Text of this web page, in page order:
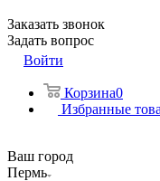
Заказать звонок
Задать вопрос
Войти
Корзина0
Избранные
Ваш город
Пермь